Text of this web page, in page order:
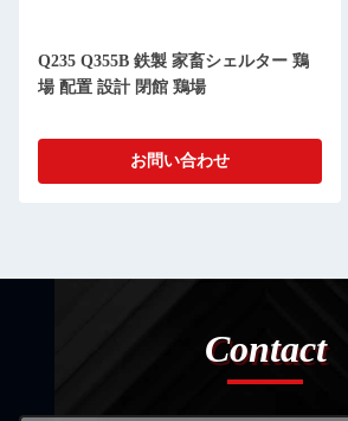
Q235 Q355B 鉄製 家畜シェルター 鶏
場 配置 設計 閉館 鶏場
お問い合わせ
Contact